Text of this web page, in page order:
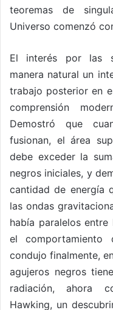
teoremas de
Universo comenzó
El interés por las
manera natural un
trabajo posterior en
comprensión
Demostró que
fusionan, el área
debe exceder la
negros iniciales, y
cantidad de energía
las ondas
había paralelos
el comportamiento
condujo finalmente,
agujeros negros
radiación, ahora
Hawking, un